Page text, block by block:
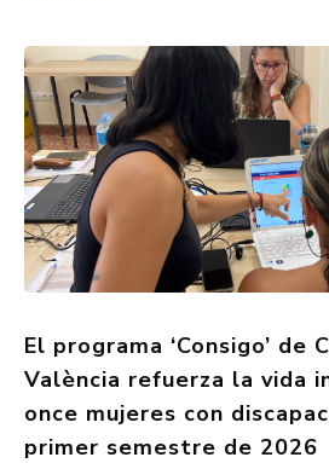
El programa ‘Consigo’ de
València refuerza la vida
once mujeres con
primer semestre de 2026